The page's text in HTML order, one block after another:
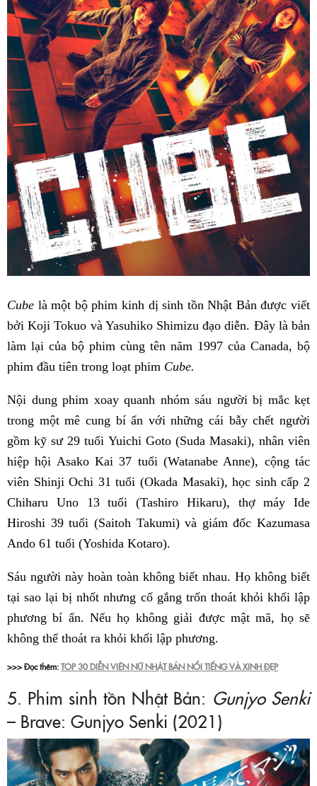
Cube là một bộ phim kinh dị sinh tồn Nhật Bản được viết
bởi Koji Tokuo và Yasuhiko Shimizu đạo diễn. Đây là bản
làm lại của bộ phim cùng tên năm 1997 của Canada, bộ
phim đầu tiên trong loạt phim Cube.
Nội dung phim xoay quanh nhóm sáu người bị mắc kẹt
trong một mê cung bí ẩn với những cái bẫy chết người
gồm kỹ sư 29 tuổi Yuichi Goto (Suda Masaki), nhân viên
hiệp hội Asako Kai 37 tuổi (Watanabe Anne), cộng tác
viên Shinji Ochi 31 tuổi (Okada Masaki), học sinh cấp 2
Chiharu Uno 13 tuổi (Tashiro Hikaru), thợ máy Ide
Hiroshi 39 tuổi (Saitoh Takumi) và giám đốc Kazumasa
Ando 61 tuổi (Yoshida Kotaro).
Sáu người này hoàn toàn không biết nhau. Họ không biết
tại sao lại bị nhốt nhưng cố gắng trốn thoát khỏi khối lập
phương bí ẩn. Nếu họ không giải được mật mã, họ sẽ
không thể thoát ra khỏi khối lập phương.
>>> Đọc thêm:TOP 30 DIỄN VIÊN NỮ NHẬT BẢN NỔI TIẾNG VÀ XINH ĐẸP
5. Phim sinh tồn Nhật Bản: Gunjyo Senki
– Brave: Gunjyo Senki (2021)